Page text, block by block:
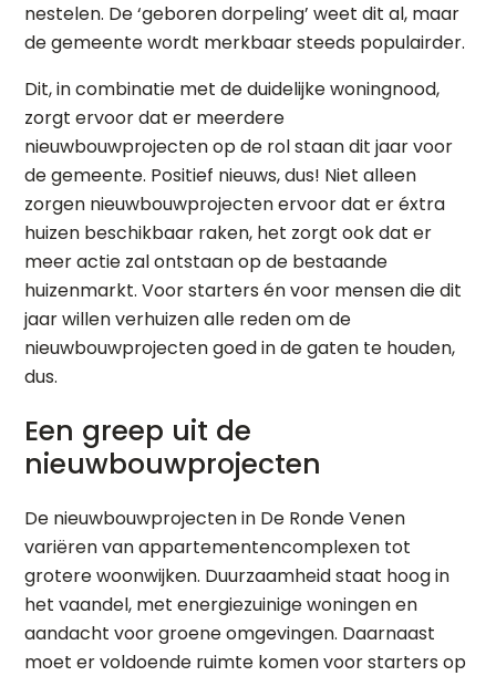
nestelen. De ‘geboren dorpeling’ weet dit al, maar
de gemeente wordt merkbaar steeds populairder.
Dit, in combinatie met de duidelijke woningnood,
zorgt ervoor dat er meerdere
nieuwbouwprojecten op de rol staan dit jaar voor
de gemeente. Positief nieuws, dus! Niet alleen
zorgen nieuwbouwprojecten ervoor dat er éxtra
huizen beschikbaar raken, het zorgt ook dat er
meer actie zal ontstaan op de bestaande
huizenmarkt. Voor starters én voor mensen die dit
jaar willen verhuizen alle reden om de
nieuwbouwprojecten goed in de gaten te houden,
dus.
Een greep uit de
nieuwbouwprojecten
De nieuwbouwprojecten in De Ronde Venen
variëren van appartementencomplexen tot
grotere woonwijken. Duurzaamheid staat hoog in
het vaandel, met energiezuinige woningen en
aandacht voor groene omgevingen. Daarnaast
moet er voldoende ruimte komen voor starters op